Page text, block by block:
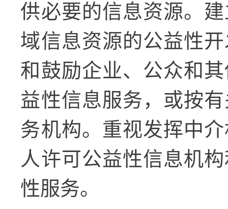
供必要的信息资源。
域信息资源的公益性
和鼓励企业、公众和
益性信息服务，或按
务机构。重视发挥中
人许可公益性信息机
性服务。